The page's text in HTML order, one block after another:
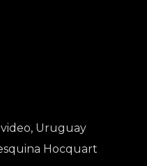
Uruguay
Hocquart